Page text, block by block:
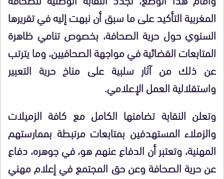
المغربية التأكيد على ما سبق أن نبهت إليه في تقريرها
السنوي حول حرية الصحافة، بخصوص تنامي ظاهرة
المتابعات القضائية في مواجهة الصحافيين، وما يترتب
عن ذلك من آثار سلبية على مناخ حرية التعبير
واستقلالية العمل الإعلامي.
وتعلن النقابة تضامنها الكامل مع كافة الزميلات
والزملاء المستهدفين بمتابعات مرتبطة بممارستهم
المهنية، وتعتبر أن الدفاع عنهم هو، في جوهره، دفاع
عن حرية الصحافة وعن حق المجتمع في إعلام مهني